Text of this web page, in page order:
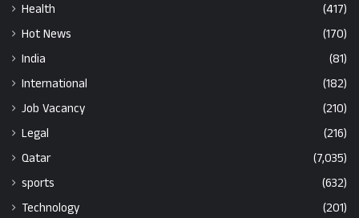
Health
(417)
Hot News
(170)
India
(81)
International
(182)
Job Vacancy
(210)
Legal
(216)
Qatar
(7,035)
sports
(632)
Technology
(201)